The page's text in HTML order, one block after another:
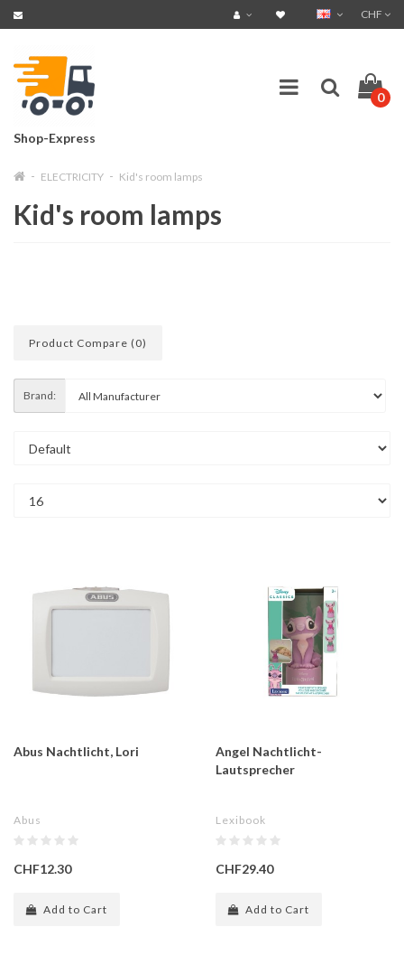
CHF
Shop-Express
0
ELECTRICITY Kid's room lamps
Kid's room lamps
Product Compare (0)
Brand:
Abus Nachtlicht, Lori
Abus
CHF12.30
Add to Cart
Angel Nachtlicht-
Lautsprecher
Lexibook
CHF29.40
Add to Cart